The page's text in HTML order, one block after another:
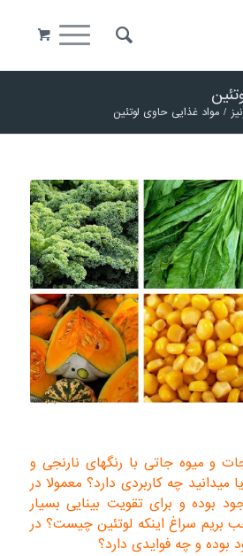
/ مواد غذایی حاوی لوتئین
و میوه جاتی با رنگهای نارنجی و
میدانید چه کاربردی دارد؟ معمولا در
بوده و برای تقویت بینایی بسیار
سراغ اینکه لوتئین چیست؟ در
بوده و چه فوایدی دارد؟